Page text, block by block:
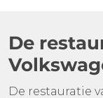
De
De restauratie